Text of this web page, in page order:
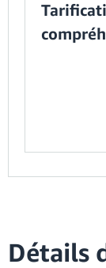
Détails